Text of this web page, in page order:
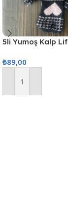
5li Yumoş Kalp
₺89,00
Sepete Ekle